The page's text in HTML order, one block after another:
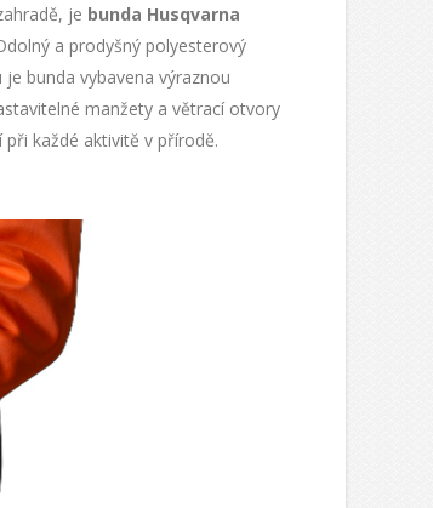
je bunda Husqvarna
a prodyšný polyesterový
bunda vybavena výraznou
manžety a větrací otvory
každé aktivitě v přírodě.